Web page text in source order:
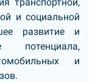
и социальной
развитие и
потенциала,
и